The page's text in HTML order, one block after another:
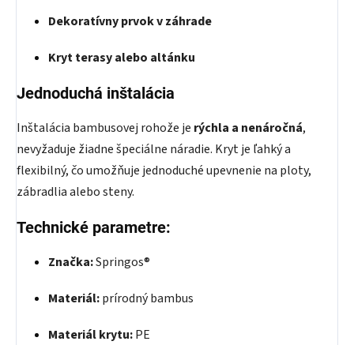
Dekoratívny prvok v záhrade
Kryt terasy alebo altánku
Jednoduchá inštalácia
Inštalácia bambusovej rohože je rýchla a nenáročná,
nevyžaduje žiadne špeciálne náradie. Kryt je ľahký a
flexibilný, čo umožňuje jednoduché upevnenie na ploty,
zábradlia alebo steny.
Technické parametre:
Značka:Springos®
Materiál:prírodný bambus
Materiál krytu:PE